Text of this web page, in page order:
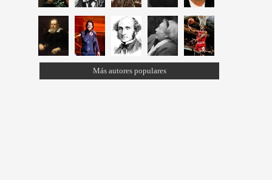
Más autores populares